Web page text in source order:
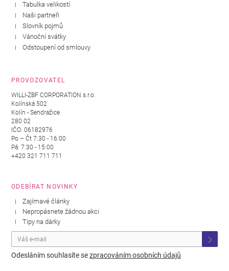
Tabulka velikostí
Naši partneři
Slovník pojmů
Vánoční svátky
Odstoupení od smlouvy
PROVOZOVATEL
WILLI-ZBF CORPORATION s.r.o.
Kolínská 502
Kolín - Sendražice
280 02
IČO: 06182976
Po – Čt 7:30 - 16:00
Pá: 7:30 - 15:00
+420 321 711 711
ODEBÍRAT NOVINKY
Zajímavé články
Nepropásnete žádnou akci
Tipy na dárky
Odesláním souhlasíte sezpracováním osobních údajů